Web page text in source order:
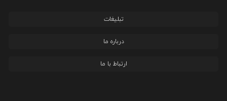
تبلیغات
درباره ما
ارتباط با ما